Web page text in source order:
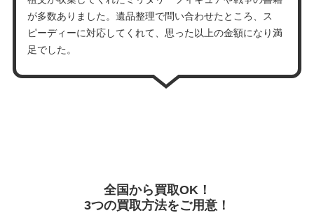
が多数ありました。遺品整理で問い合わせたところ、ス
ピーディーに対応してくれて、思った以上の金額になり満
足でした。
全国から買取OK！
3つの買取方法をご用意！